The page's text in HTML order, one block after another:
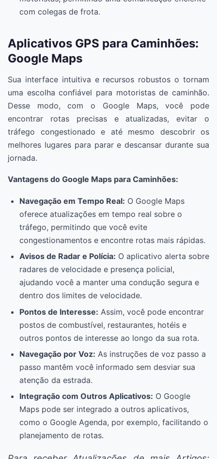
com colegas de frota.
Aplicativos GPS para Caminhões:
Google Maps
Sua interface intuitiva e recursos robustos o tornam
uma escolha confiável para motoristas de caminhão.
Desse modo, com o Google Maps, você pode
encontrar rotas precisas e atualizadas, evitar o
tráfego congestionado e até mesmo descobrir os
melhores lugares para parar e descansar durante sua
jornada.
Vantagens do Google Maps para Caminhões:
Navegação em Tempo Real: O Google Maps
oferece atualizações em tempo real sobre o
tráfego, permitindo que você evite
congestionamentos e encontre rotas mais rápidas.
Avisos de Radar e Polícia: O aplicativo alerta sobre
radares de velocidade e presença policial,
ajudando você a manter uma condução segura e
dentro dos limites de velocidade.
Pontos de Interesse: Assim, você pode encontrar
postos de combustível, restaurantes, hotéis e
outros pontos de interesse ao longo da sua rota.
Navegação por Voz: As instruções de voz passo a
passo mantêm você informado sem desviar sua
atenção da estrada.
Integração com Outros Aplicativos: O Google
Maps pode ser integrado a outros aplicativos,
como o Google Agenda, por exemplo, facilitando o
planejamento de rotas.